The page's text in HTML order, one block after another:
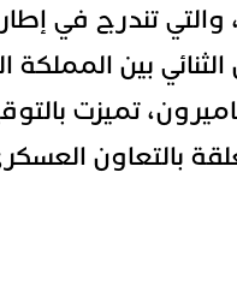
تندرج في إطار
بين المملكة
تميزت
بالتعاون